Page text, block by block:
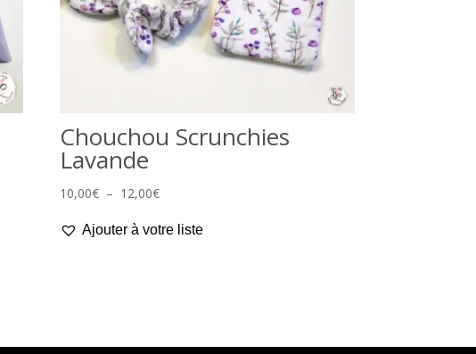
Chouchou Scrunchies
Lavande
10,00€ – 12,00€Plage
prix :
Ajouter à votre liste